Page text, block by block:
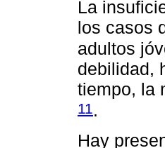
La
los casos
adultos
debilidad,
tiempo, la
11 .
Hay